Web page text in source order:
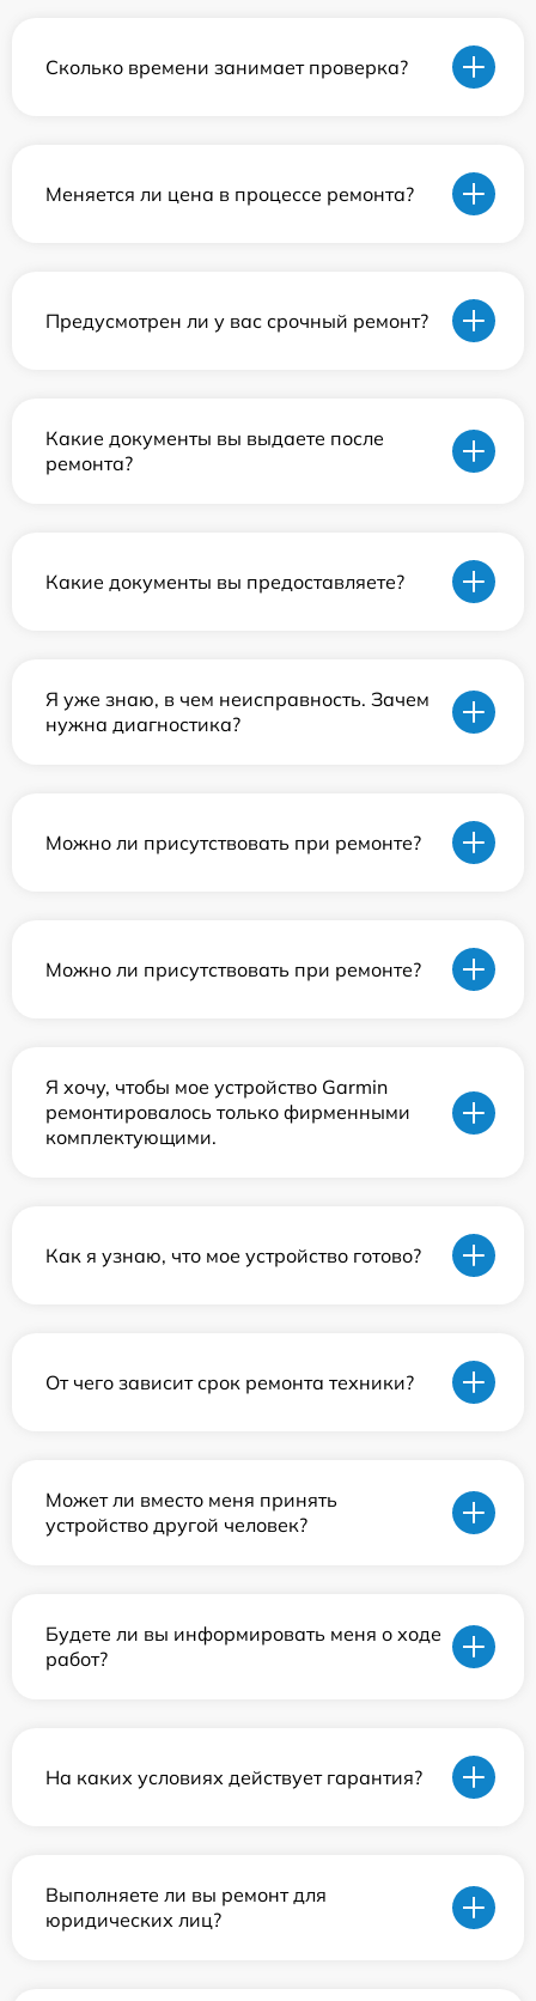
Сколько времени занимает проверка?
Меняется ли цена в процессе ремонта?
Предусмотрен ли у вас срочный ремонт?
Какие документы вы выдаете после
ремонта?
Какие документы вы предоставляете?
Я уже знаю, в чем неисправность. Зачем
нужна диагностика?
Можно ли присутствовать при ремонте?
Можно ли присутствовать при ремонте?
Я хочу, чтобы мое устройство Garmin
ремонтировалось только фирменными
комплектующими.
Как я узнаю, что мое устройство готово?
От чего зависит срок ремонта техники?
Может ли вместо меня принять
устройство другой человек?
Будете ли вы информировать меня о ходе
работ?
На каких условиях действует гарантия?
Выполняете ли вы ремонт для
юридических лиц?